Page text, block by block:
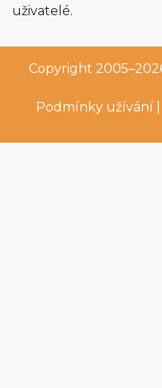
uživatelé.
Copyright
Podmínky užívání